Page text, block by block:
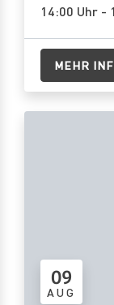
14:00 Uhr -
MEHR
09
AUG